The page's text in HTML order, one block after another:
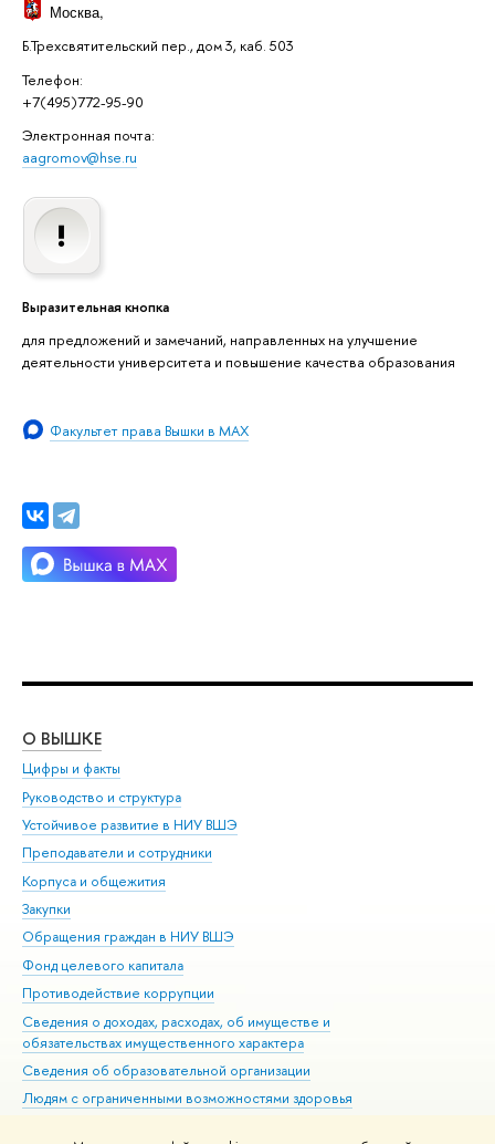
Москва,
Б.Трехсвятительский пер., дом 3, каб. 503
Телефон:
+7(495)772-95-90
Электронная почта:
aagromov@hse.ru
Выразительная кнопка
для предложений и замечаний, направленных на улучшение
деятельности университета и повышение качества образования
Факультет права Вышки в MAX
О ВЫШКЕ
Цифры и факты
Руководство и структура
Устойчивое развитие в НИУ ВШЭ
Преподаватели и сотрудники
Корпуса и общежития
Закупки
Обращения граждан в НИУ ВШЭ
Фонд целевого капитала
Противодействие коррупции
Сведения о доходах, расходах, об имуществе и
обязательствах имущественного характера
Сведения об образовательной организации
Людям с ограниченными возможностями здоровья